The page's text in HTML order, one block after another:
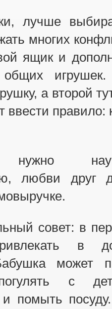
лучше
многих
ящик и
а второй
ввести правило:
нужно
любви друг
совет: в
в
может
с
помыть